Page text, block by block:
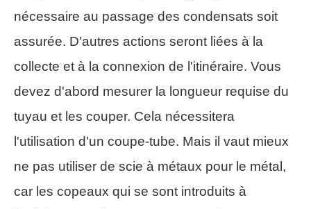
nécessaire au passage des condensats soit
assurée. D'autres actions seront liées à la
collecte et à la connexion de l'itinéraire. Vous
devez d'abord mesurer la longueur requise du
tuyau et les couper. Cela nécessitera
l'utilisation d'un coupe-tube. Mais il vaut mieux
ne pas utiliser de scie à métaux pour le métal,
car les copeaux qui se sont introduits à